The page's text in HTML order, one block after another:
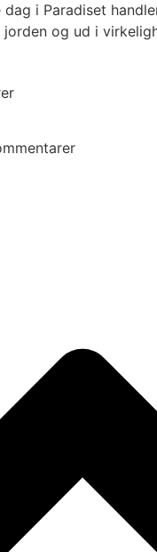
dag i Paradiset
og ud i